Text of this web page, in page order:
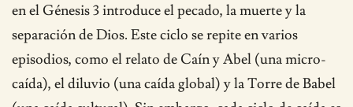
en el Génesis 3 introduce el pecado, la muerte y la
separación de Dios. Este ciclo se repite en varios
episodios, como el relato de Caín y Abel (una micro-
caída), el diluvio (una caída global) y la Torre de Babel